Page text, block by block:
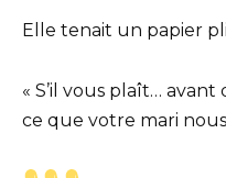
Elle tenait un papier
« S’il vous plaît…
ce que votre mari